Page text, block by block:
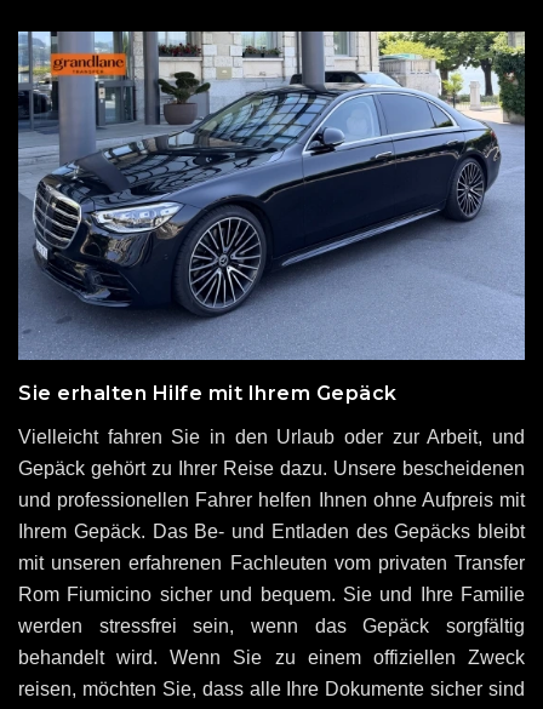
Sie erhalten Hilfe mit Ihrem Gepäck
Vielleicht fahren Sie in den Urlaub oder zur Arbeit, und
Gepäck gehört zu Ihrer Reise dazu. Unsere bescheidenen
und professionellen Fahrer helfen Ihnen ohne Aufpreis mit
Ihrem Gepäck. Das Be- und Entladen des Gepäcks bleibt
mit unseren erfahrenen Fachleuten vom privaten Transfer
Rom Fiumicino sicher und bequem. Sie und Ihre Familie
werden stressfrei sein, wenn das Gepäck sorgfältig
behandelt wird. Wenn Sie zu einem offiziellen Zweck
reisen, möchten Sie, dass alle Ihre Dokumente sicher sind